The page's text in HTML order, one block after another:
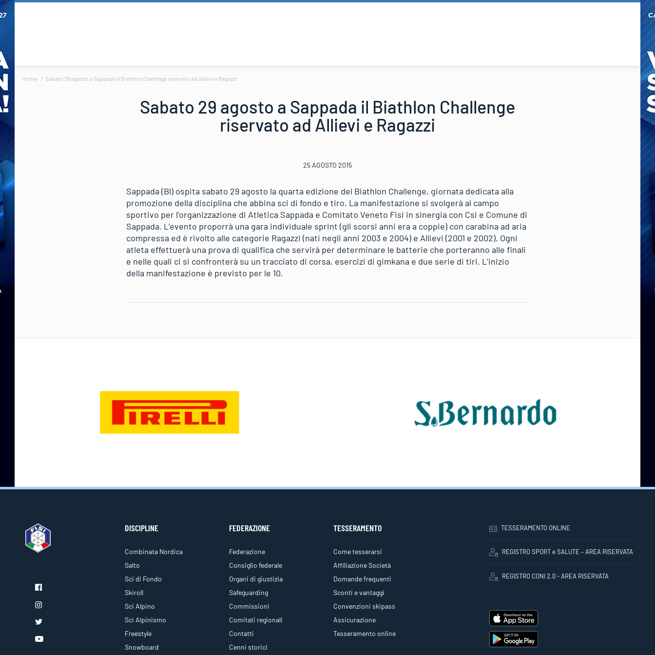
Home Sabato 29 agosto a Sappada il Biathlon Challenge riservato ad Allievi e Ragazzi
Sabato 29 agosto a Sappada il Biathlon Challenge
riservato ad Allievi e Ragazzi
25 AGOSTO 2015
Sappada (Bl) ospita sabato 29 agosto la quarta edizione del Biathlon Challenge, giornata dedicata alla
promozione della disciplina che abbina sci di fondo e tiro. La manifestazione si svolgerà al campo
sportivo per l’organizzazione di Atletica Sappada e Comitato Veneto Fisi in sinergia con Csi e Comune di
Sappada. L’evento proporrà una gara individuale sprint (gli scorsi anni era a coppie) con carabina ad aria
compressa ed è rivolto alle categorie Ragazzi (nati negli anni 2003 e 2004) e Allievi (2001 e 2002). Ogni
atleta effettuerà una prova di qualifica che servirà per determinare le batterie che porteranno alle finali
e nelle quali ci si confronterà su un tracciato di corsa, esercizi di gimkana e due serie di tiri. L’inizio
della manifestazione è previsto per le 10.
DISCIPLINE
Combinata Nordica
Salto
Sci di Fondo
Skiroll
Sci Alpino
Sci Alpinismo
Freestyle
Snowboard
FEDERAZIONE
Federazione
Consiglio federale
Organi di giustizia
Safeguarding
Commissioni
Comitati regionali
Contatti
Cenni storici
TESSERAMENTO
Come tesserarsi
Affiliazione Società
Domande frequenti
Sconti e vantaggi
Convenzioni skipass
Assicurazione
Tesseramento online
TESSERAMENTO ONLINE
REGISTRO SPORT e SALUTE – AREA RISERVATA
REGISTRO CONI 2.0 - AREA RISERVATA